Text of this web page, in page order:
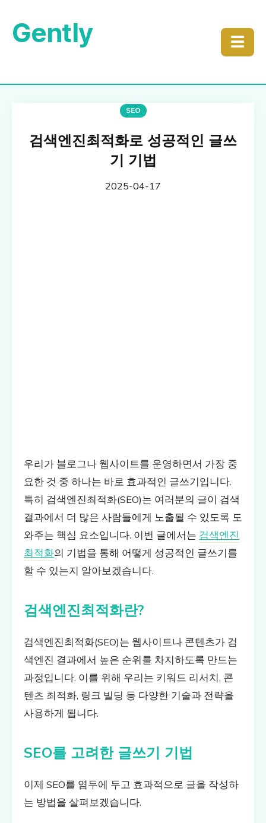
Gently ☰
SEO
검색엔진최적화로 성공적인 글쓰
기 기법
2025-04-17
우리가 블로그나 웹사이트를 운영하면서 가장 중
요한 것 중 하나는 바로 효과적인 글쓰기입니다.
특히 검색엔진최적화(SEO)는 여러분의 글이 검색
결과에서 더 많은 사람들에게 노출될 수 있도록 도
와주는 핵심 요소입니다. 이번 글에서는 검색엔진
최적화의 기법을 통해 어떻게 성공적인 글쓰기를
할 수 있는지 알아보겠습니다.
검색엔진최적화란?
검색엔진최적화(SEO)는 웹사이트나 콘텐츠가 검
색엔진 결과에서 높은 순위를 차지하도록 만드는
과정입니다. 이를 위해 우리는 키워드 리서치, 콘
텐츠 최적화, 링크 빌딩 등 다양한 기술과 전략을
사용하게 됩니다.
SEO를 고려한 글쓰기 기법
이제 SEO를 염두에 두고 효과적으로 글을 작성하
는 방법을 살펴보겠습니다.